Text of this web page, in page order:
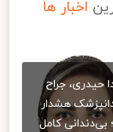
اخبار ها
حیدری، جراح
هشدار
بی‌دندانی کامل